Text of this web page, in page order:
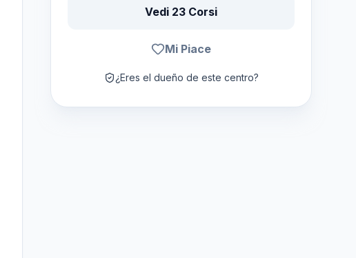
Vedi 23 Corsi
Mi Piace
¿Eres el dueño de este centro?